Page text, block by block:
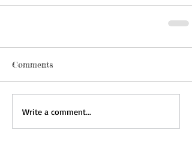
Comments
Write a comment...